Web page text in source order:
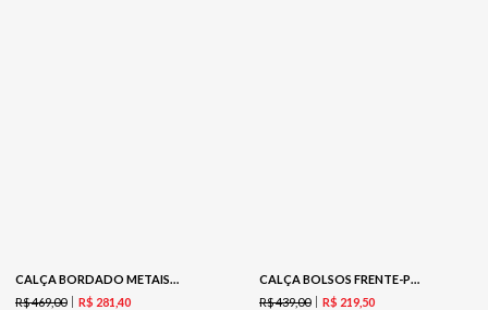
CALÇA BORDADO METAIS - VINHO
R$469,00 R$ 281 40
CALÇA BOLSOS FRENTE-PRETO
R$439,00 R$ 219 50